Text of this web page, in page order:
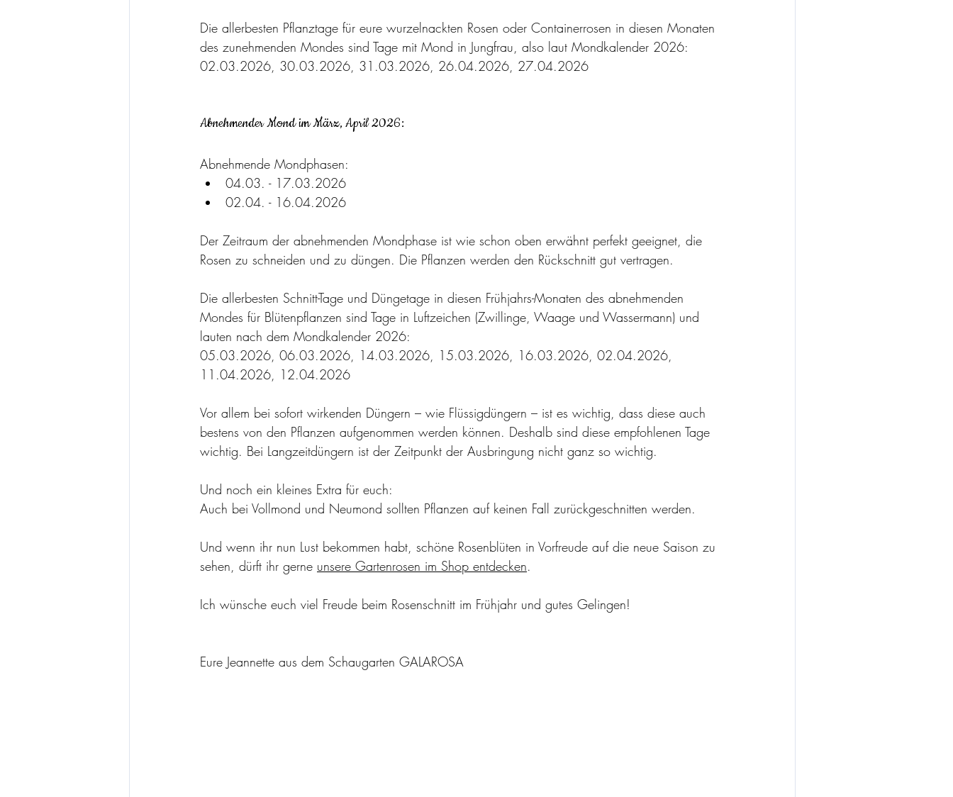
Die allerbesten Pflanztage für eure wurzelnackten Rosen oder Containerrosen in diesen Monaten
des zunehmenden Mondes sind Tage mit Mond in Jungfrau, also laut Mondkalender 2026:
02.03.2026, 30.03.2026, 31.03.2026, 26.04.2026, 27.04.2026
Abnehmender Mond im März, April 2026:
Abnehmende Mondphasen:
04.03. - 17.03.2026
02.04. - 16.04.2026
Der Zeitraum der abnehmenden Mondphase ist wie schon oben erwähnt perfekt geeignet, die
Rosen zu schneiden und zu düngen. Die Pflanzen werden den Rückschnitt gut vertragen.
Die allerbesten Schnitt-Tage und Düngetage in diesen Frühjahrs-Monaten des abnehmenden
Mondes für Blütenpflanzen sind Tage in Luftzeichen (Zwillinge, Waage und Wassermann) und
lauten nach dem Mondkalender 2026:
05.03.2026, 06.03.2026, 14.03.2026, 15.03.2026, 16.03.2026, 02.04.2026,
11.04.2026, 12.04.2026
Vor allem bei sofort wirkenden Düngern – wie Flüssigdüngern – ist es wichtig, dass diese auch
bestens von den Pflanzen aufgenommen werden können. Deshalb sind diese empfohlenen Tage
wichtig. Bei Langzeitdüngern ist der Zeitpunkt der Ausbringung nicht ganz so wichtig.
Und noch ein kleines Extra für euch:
Auch bei Vollmond und Neumond sollten Pflanzen auf keinen Fall zurückgeschnitten werden.
Und wenn ihr nun Lust bekommen habt, schöne Rosenblüten in Vorfreude auf die neue Saison zu
sehen, dürft ihr gerne unsere Gartenrosen im Shop entdecken.
Ich wünsche euch viel Freude beim Rosenschnitt im Frühjahr und gutes Gelingen!
Eure Jeannette aus dem Schaugarten GALAROSA